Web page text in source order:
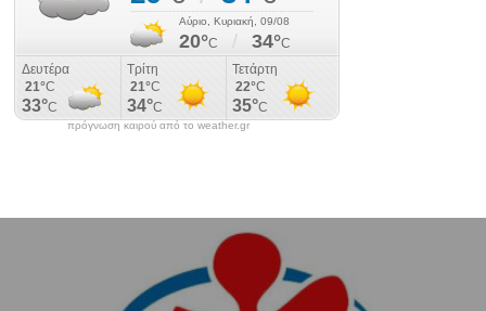
πρόγνωση καιρού από το weather.gr